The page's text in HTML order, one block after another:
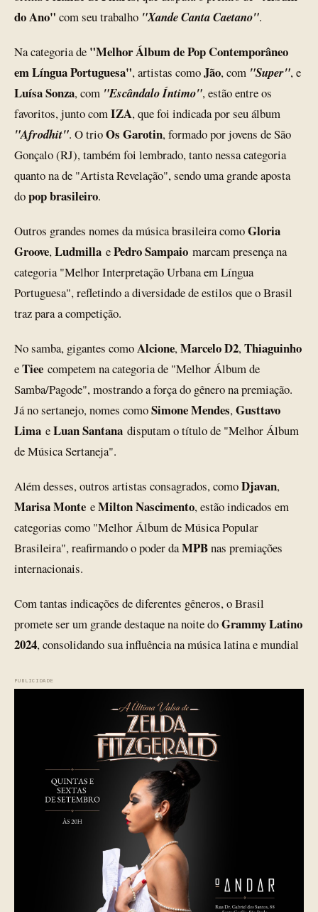
do Ano" com seu trabalho "Xande Canta Caetano".
Na categoria de "Melhor Álbum de Pop Contemporâneo
em Língua Portuguesa", artistas comoJão, com "Super", e
Luísa Sonza, com "Escândalo Íntimo", estão entre os
favoritos, junto comIZA, que foi indicada por seu álbum
"Afrodhit". O trioOs Garotin, formado por jovens de São
Gonçalo (RJ), também foi lembrado, tanto nessa categoria
quanto na de "Artista Revelação", sendo uma grande aposta
dopop brasileiro.
Outros grandes nomes da música brasileira comoGloria
Groove,Ludmilla ePedro Sampaio marcam presença na
categoria "Melhor Interpretação Urbana em Língua
Portuguesa", refletindo a diversidade de estilos que o Brasil
traz para a competição.
No samba, gigantes comoAlcione,Marcelo D2,Thiaguinho
eTiee competem na categoria de "Melhor Álbum de
Samba/Pagode", mostrando a força do gênero na premiação.
Já no sertanejo, nomes comoSimone Mendes,Gusttavo
Lima eLuan Santana disputam o título de "Melhor Álbum
de Música Sertaneja".
Além desses, outros artistas consagrados, comoDjavan,
Marisa Monte eMilton Nascimento, estão indicados em
categorias como "Melhor Álbum de Música Popular
Brasileira", reafirmando o poder daMPBnas premiações
internacionais.
Com tantas indicações de diferentes gêneros, o Brasil
promete ser um grande destaque na noite doGrammy Latino
2024, consolidando sua influência na música latina e mundial
PUBLICIDADE